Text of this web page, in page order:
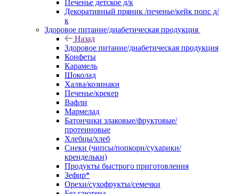
Печенье детское д/к
Декоративный пряник /печенье/кейк попс д/
к
Здоровое питание/диабетическая продукция
Назад
Здоровое питание/диабетическая продукция
Конфеты
Карамель
Шоколад
Халва/козинаки
Печенье/крекер
Вафли
Мармелад
Батончики злаковые/фруктовые/
протеиновые
Хлебцы/хлеб
Снеки (чипсы/попкорн/сухарики/
крендельки)
Продукты быстрого приготовления
Зефир*
Орехи/сухофрукты/семечки